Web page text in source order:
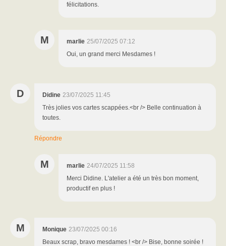
félicitations.
M marlie 25/07/2025 07:12
Oui, un grand merci Mesdames !
D Didine 23/07/2025 11:45
Très jolies vos cartes scappées.<br /> Belle continuation à
toutes.
Répondre
M marlie 24/07/2025 11:58
Merci Didine. L'atelier a été un très bon moment,
productif en plus !
M Monique 23/07/2025 00:16
Beaux scrap, bravo mesdames ! <br /> Bise, bonne soirée !